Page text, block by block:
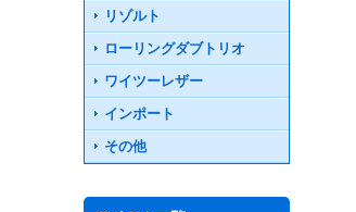
リゾルト
ローリングダブトリオ
ワイツーレザー
インポート
その他